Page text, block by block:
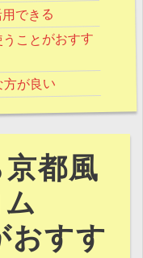
できる
ことがおすす
が良い
都風
がおすす